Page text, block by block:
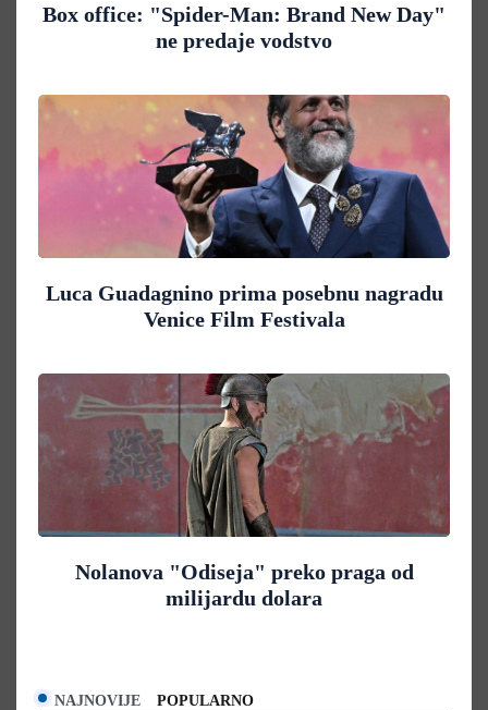
Box office: "Spider-Man: Brand New Day"
ne predaje vodstvo
Luca Guadagnino prima posebnu nagradu
Venice Film Festivala
Nolanova "Odiseja" preko praga od
milijardu dolara
NAJNOVIJE POPULARNO